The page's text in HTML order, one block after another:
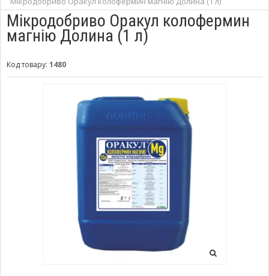
Мікродобриво Оракул колофермин
магнію Долина (1 л)
Код товару: 1480